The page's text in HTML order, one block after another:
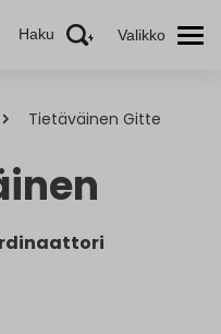
Haku Valikko
Tietäväinen Gitte